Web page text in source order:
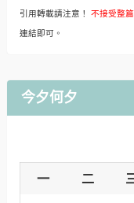
引用轉載請注意！ 不接受整
連結即可。
今夕何夕
一 二